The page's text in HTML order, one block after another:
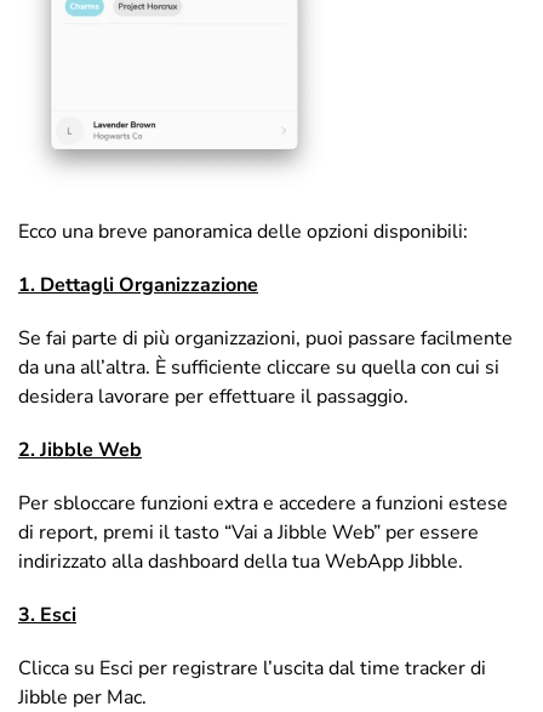
Ecco una breve panoramica delle opzioni disponibili:
1. Dettagli Organizzazione
Se fai parte di più organizzazioni, puoi passare facilmente
da una all’altra. È sufficiente cliccare su quella con cui si
desidera lavorare per effettuare il passaggio.
2. Jibble Web
Per sbloccare funzioni extra e accedere a funzioni estese
di report, premi il tasto “Vai a Jibble Web” per essere
indirizzato alla dashboard della tua WebApp Jibble.
3. Esci
Clicca su Esci per registrare l’uscita dal time tracker di
Jibble per Mac.